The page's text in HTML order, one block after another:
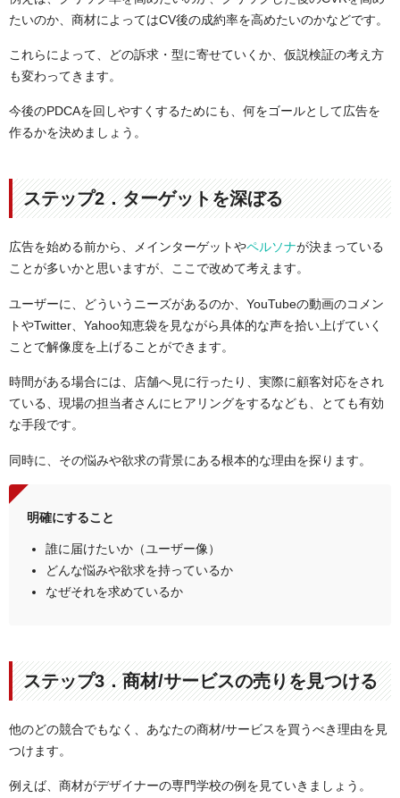
たいのか、商材によってはCV後の成約率を高めたいのかなどです。
これらによって、どの訴求・型に寄せていくか、仮説検証の考え方
も変わってきます。
今後のPDCAを回しやすくするためにも、何をゴールとして広告を
作るかを決めましょう。
ステップ2．ターゲットを深ぼる
広告を始める前から、メインターゲットやペルソナが決まっている
ことが多いかと思いますが、ここで改めて考えます。
ユーザーに、どういうニーズがあるのか、YouTubeの動画のコメン
トやTwitter、Yahoo知恵袋を見ながら具体的な声を拾い上げていく
ことで解像度を上げることができます。
時間がある場合には、店舗へ見に行ったり、実際に顧客対応をされ
ている、現場の担当者さんにヒアリングをするなども、とても有効
な手段です。
同時に、その悩みや欲求の背景にある根本的な理由を探ります。
明確にすること
誰に届けたいか（ユーザー像）
どんな悩みや欲求を持っているか
なぜそれを求めているか
ステップ3．商材/サービスの売りを見つける
他のどの競合でもなく、あなたの商材/サービスを買うべき理由を見
つけます。
例えば、商材がデザイナーの専門学校の例を見ていきましょう。